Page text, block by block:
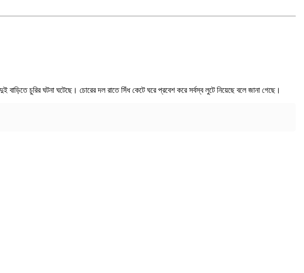
বাড়িতে চুরির ঘটনা ঘটেছে। চোরের দল রাতে সিঁধ কেটে ঘরে প্রবেশ করে সর্বস্ব লুটে নিয়েছে বলে জানা গেছে।